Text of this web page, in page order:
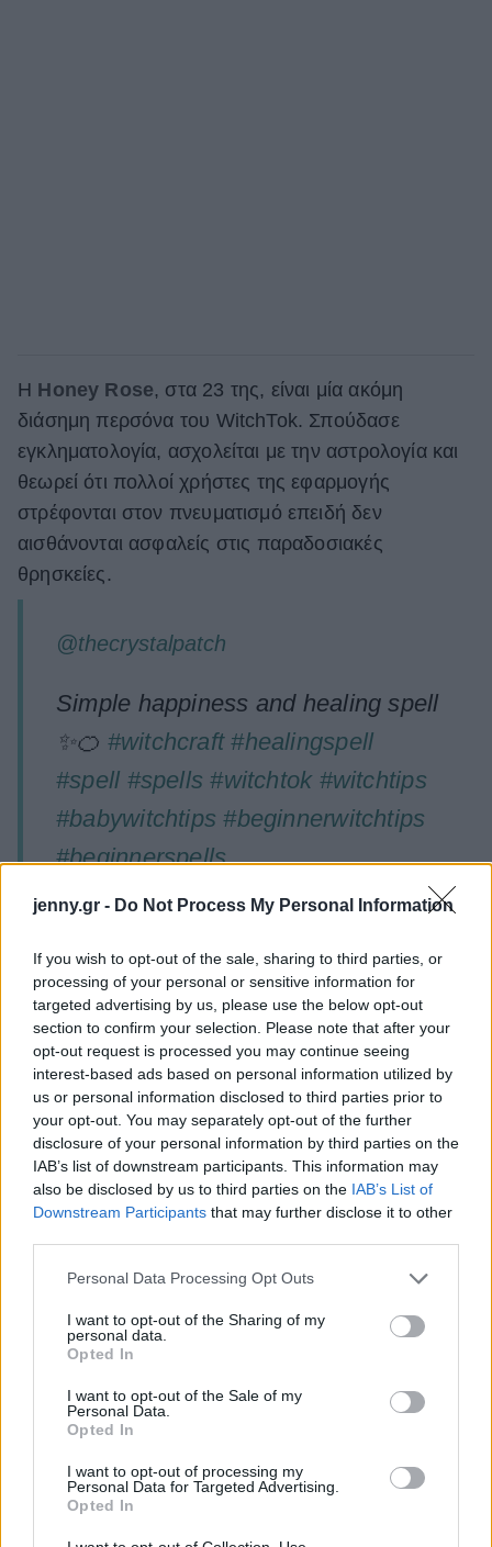
jenny.gr - Do Not Process My Personal Information
If you wish to opt-out of the sale, sharing to third parties, or
processing of your personal or sensitive information for
targeted advertising by us, please use the below opt-out
section to confirm your selection. Please note that after your
opt-out request is processed you may continue seeing
interest-based ads based on personal information utilized by
us or personal information disclosed to third parties prior to
your opt-out. You may separately opt-out of the further
disclosure of your personal information by third parties on the
IAB’s list of downstream participants. This information may
also be disclosed by us to third parties on the IAB’s List of
Downstream Participants that may further disclose it to other
Please note that this website/app uses one or more Google
not limited to your visit or usage behaviour. You may click to
grant or deny consent to Google and its third-party tags to
use your data for below specified purposes in below Google
consent section.
Personal Data Processing Opt Outs
I want to opt-out of the Sharing of my
personal data.
Opted In
I want to opt-out of the Sale of my
Personal Data.
Opted In
I want to opt-out of processing my
Personal Data for Targeted Advertising.
Opted In
Η Honey Rose, στα 23 της, είναι μία ακόμη
διάσημη περσόνα του WitchTok. Σπούδασε
εγκληματολογία, ασχολείται με την αστρολογία και
θεωρεί ότι πολλοί χρήστες της εφαρμογής
στρέφονται στον πνευματισμό επειδή δεν
αισθάνονται ασφαλείς στις παραδοσιακές
θρησκείες.
@thecrystalpatch
Simple happiness and healing spell
✨🍊 #witchcraft #healingspell
#spell #spells #witchtok #witchtips
#babywitchtips #beginnerwitchtips
#beginnerspells
♬ after dark (slowed) - XO LOVER
Η ίδια, ως μέλος της LGBTQ+ κοινότητας, μαύρη
και non-binary, αναγνωρίζει πως «η μαγεία έδωσε
φωνή στους ανθρώπους που παρέμειναν για καιρό
στη σιωπή».